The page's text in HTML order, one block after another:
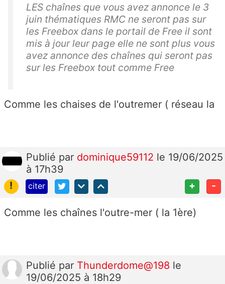
LES chaînes que vous avez annonce le 3
juin thématiques RMC ne seront pas sur
les Freebox dans le portail de Free il sont
mis à jour leur page elle ne sont plus vous
avez annonce des chaînes qui seront pas
sur les Freebox tout comme Free
Comme les chaises de l'outremer ( réseau la
Publié par dominique59112 le 19/06/2025
à 17h39
!
citer + -
Comme les chaînes l'outre-mer ( la 1ère)
Publié par Thunderdome@198 le
19/06/2025 à 18h29